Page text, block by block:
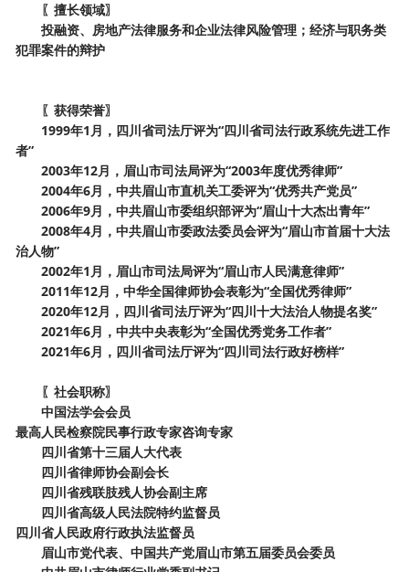
〖擅长领域〗
投融资、房地产法律服务和企业法律风险管理；经济与职务类
犯罪案件的辩护
〖获得荣誉〗
1999年1月，四川省司法厅评为“四川省司法行政系统先进工作
者”
2003年12月，眉山市司法局评为“2003年度优秀律师”
2004年6月，中共眉山市直机关工委评为“优秀共产党员”
2006年9月，中共眉山市委组织部评为“眉山十大杰出青年”
2008年4月，中共眉山市委政法委员会评为“眉山市首届十大法
治人物”
2002年1月，眉山市司法局评为“眉山市人民满意律师”
2011年12月，中华全国律师协会表彰为“全国优秀律师”
2020年12月 ， 四川省司法厅评为“四川十大法治人物提名奖”
2021年6月，中共中央表彰为“全国优秀党务工作者”
2021年6月，四川省司法厅评为“四川司法行政好榜样”
〖社会职称〗
中国法学会会员
最高人民检察院民事行政专家咨询专家
四川省第十三届人大代表
四川省律师协会副会长
四川省残联肢残人协会副主席
四川省高级人民法院特约监督员
四川省人民政府行政执法监督员
眉山市党代表、中国共产党眉山市第五届委员会委员